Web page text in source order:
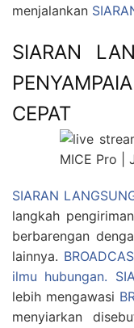
menjalankan
SIARAN
CEPAT
SIARAN
langkah
berbarengan
lainnya.
ilmu hubungan.
lebih mengawasi
menyiarkan